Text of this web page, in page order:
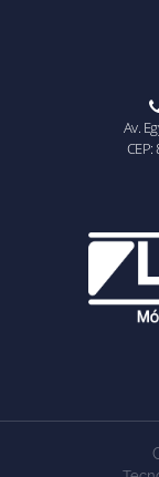
Av.